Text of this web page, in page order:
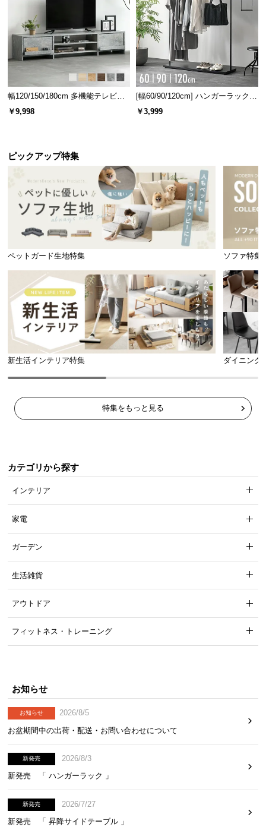
幅120/150/180cm 多機能テレビボ
ード 木目/石目調 オープン収納・
￥9,998
[幅60/90/120cm] ハンガーラック
スチール 4段階高さ調節 サイドフ
￥3,999
ピックアップ特集
ペットガード生地特集 ソファ特集
新生活インテリア特集 ダイニング
特集をもっと見る
カテゴリから探す
インテリア
家電
ガーデン
生活雑貨
アウトドア
フィットネス・トレーニング
お知らせ
お知らせ
2026/8/5
お盆期間中の出荷・配送・お問い合わせについて
新発売
2026/8/3
新発売 「 ハンガーラック 」
新発売
2026/7/27
新発売 「 昇降サイドテーブル 」